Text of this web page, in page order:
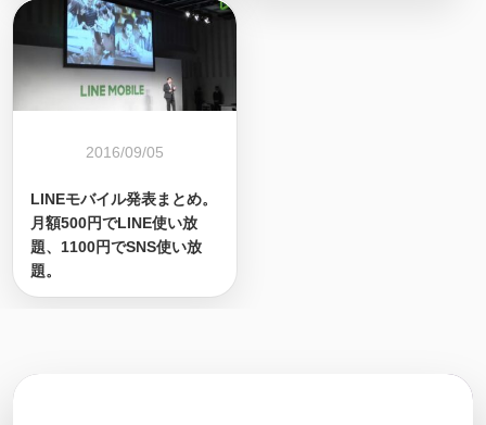
2016/09/05
LINEモバイル発表まとめ。
月額500円でLINE使い放
題、1100円でSNS使い放
題。